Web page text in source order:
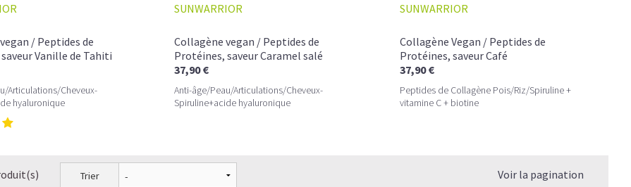
/ Peptides de
Vanille de Tahiti
Articulations/Cheveux-
hyaluronique
SUNWARRIOR
Collagène vegan / Peptides de
Protéines, saveur Caramel salé
37,90 €
Anti-âge/Peau/Articulations/Cheveux-
Spiruline+acide hyaluronique
SUNWARRIOR
Collagène Vegan / Peptides de
Protéines, saveur Café
37,90 €
Peptides de Collagène Pois/Riz/Spiruline +
vitamine C + biotine
Trier Voir la pagination